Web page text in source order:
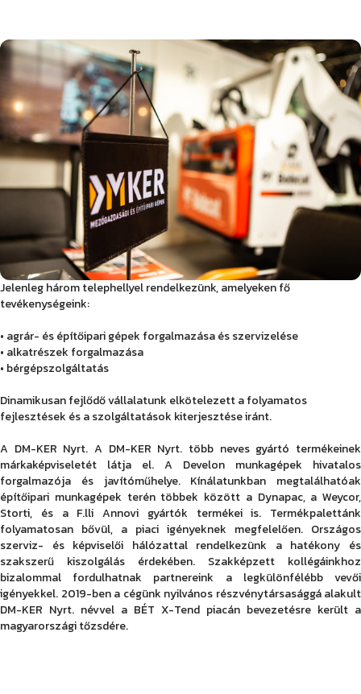
Munkatársaink
Híreink
Jelenleg három telephellyel rendelkezünk, amelyeken fő
tevékenységeink:
• agrár- és építőipari gépek forgalmazása és szervizelése
• alkatrészek forgalmazása
• bérgépszolgáltatás
Dinamikusan fejlődő vállalatunk elkötelezett a folyamatos
fejlesztések és a szolgáltatások kiterjesztése iránt.
A DM-KER Nyrt. A DM-KER Nyrt. több neves gyártó termékeinek
márkaképviseletét látja el. A Develon munkagépek hivatalos
forgalmazója és javítóműhelye. Kínálatunkban megtalálhatóak
építőipari munkagépek terén többek között a Dynapac, a Weycor,
Storti, és a F.lli Annovi gyártók termékei is. Termékpalettánk
folyamatosan bővül, a piaci igényeknek megfelelően. Országos
szerviz- és képviselői hálózattal rendelkezünk a hatékony és
szakszerű kiszolgálás érdekében. Szakképzett kollégáinkhoz
bizalommal fordulhatnak partnereink a legkülönfélébb vevői
igényekkel. 2019-ben a cégünk nyilvános részvénytársasággá alakult
DM-KER Nyrt. névvel a BÉT X-Tend piacán bevezetésre került a
magyarországi tőzsdére.